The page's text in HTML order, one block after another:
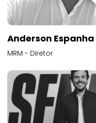
Anderson Espanha
MRM - Diretor